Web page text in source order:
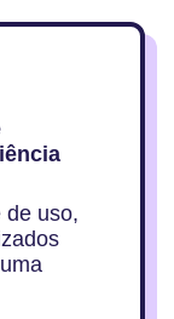
de uso,